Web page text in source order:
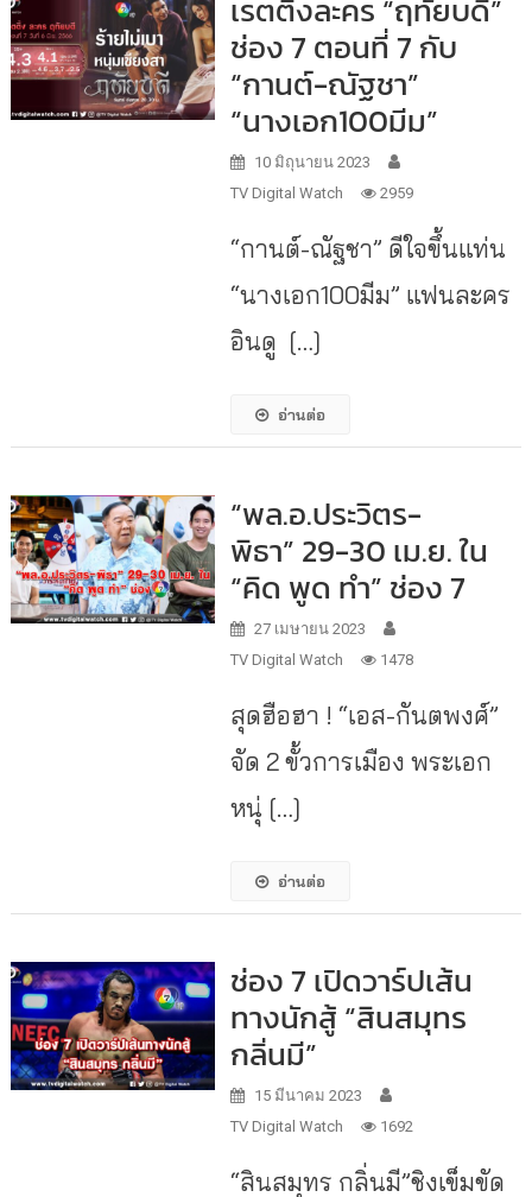
เรตติ้งละคร “ฤทัยบดี”
ช่อง 7 ตอนที่ 7 กับ
“กานต์-ณัฐชา”
“นางเอก100มีม”
10 มิถุนายน 2023
TV Digital Watch
2959
“กานต์-ณัฐชา” ดีใจขึ้นแท่น
“นางเอก100มีม” แฟนละคร
อินดู […]
อ่านต่อ
“พล.อ.ประวิตร-
พิธา” 29-30 เม.ย. ใน
“คิด พูด ทำ” ช่อง 7
27 เมษายน 2023
TV Digital Watch
1478
สุดฮือฮา ! “เอส-กันตพงศ์”
จัด 2 ขั้วการเมือง พระเอก
หนุ่ […]
อ่านต่อ
ช่อง 7 เปิดวาร์ปเส้น
ทางนักสู้ “สินสมุทร
กลิ่นมี”
15 มีนาคม 2023
TV Digital Watch
1692
“สินสมุทร กลิ่นมี”ชิงเข็มขัด